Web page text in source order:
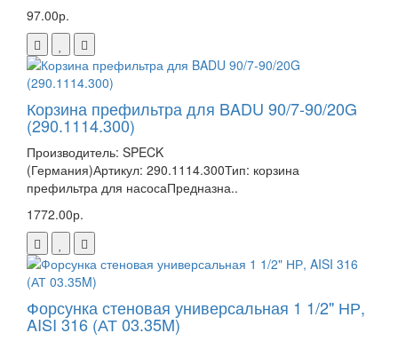
97.00р.
Корзина префильтра для BADU 90/7-90/20G
(290.1114.300)
Производитель: SPECK
(Германия)Артикул: 290.1114.300Тип: корзина
префильтра для насосаПредназна..
1772.00р.
Форсунка стеновая универсальная 1 1/2" НР,
AISI 316 (АТ 03.35M)